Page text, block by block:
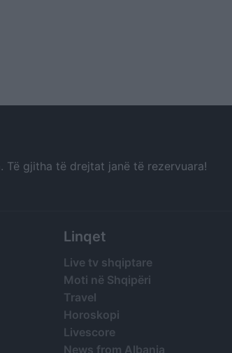
Të gjitha të drejtat janë të rezervuara!
Linqet
Live tv shqiptare
Moti në Shqipëri
Travel
Horoskopi
Livescore
News from Albania